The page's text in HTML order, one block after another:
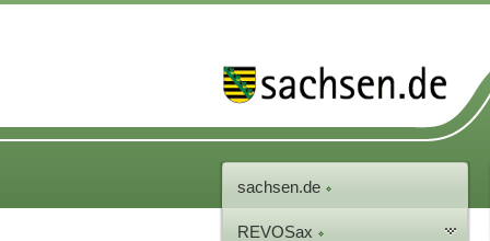
sachsen.de
REVOSax